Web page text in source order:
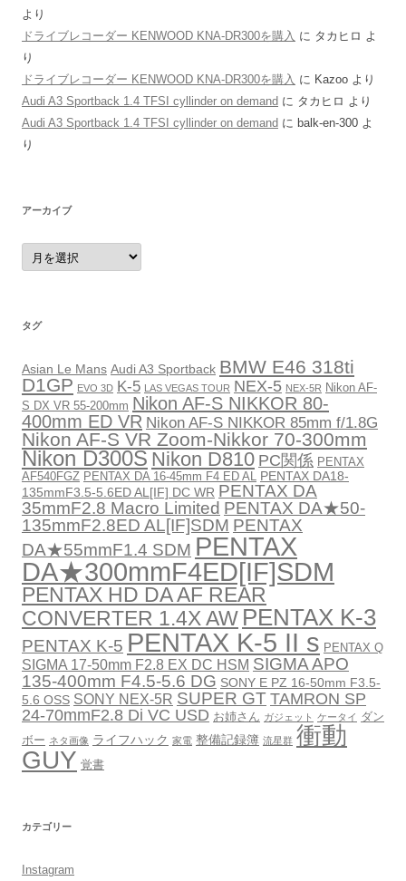
より
ドライブレコーダー KENWOOD KNA-DR300を購入 に タカヒロ よ
り
ドライブレコーダー KENWOOD KNA-DR300を購入 に Kazoo より
Audi A3 Sportback 1.4 TFSI cyllinder on demand に タカヒロ より
Audi A3 Sportback 1.4 TFSI cyllinder on demand に balk-en-300 よ
り
アーカイブ
ア
ー
カ
タグ
Asian Le Mans Audi A3 Sportback BMW E46 318ti
D1GP EVO 3D K-5 LAS VEGAS TOUR NEX-5 NEX-5R Nikon AF-
S DX VR 55-200mm Nikon AF-S NIKKOR 80-
400mm ED VR Nikon AF-S NIKKOR 85mm f/1.8G
Nikon AF-S VR Zoom-Nikkor 70-300mm
Nikon D300S Nikon D810 PC関係 PENTAX
AF540FGZ PENTAX DA 16-45mm F4 ED AL PENTAX DA18-
135mmF3.5-5.6ED AL[IF] DC WR PENTAX DA
35mmF2.8 Macro Limited PENTAX DA★50-
135mmF2.8ED AL[IF]SDM PENTAX
DA★55mmF1.4 SDM PENTAX
DA★300mmF4ED[IF]SDM
PENTAX HD DA AF REAR
CONVERTER 1.4X AW PENTAX K-3
PENTAX K-5 PENTAX K-5 II s PENTAX Q
SIGMA 17-50mm F2.8 EX DC HSM SIGMA APO
135-400mm F4.5-5.6 DG SONY E PZ 16-50mm F3.5-
5.6 OSS SONY NEX-5R SUPER GTTAMRON SP
24-70mmF2.8 Di VC USD お姉さん ガジェット ケータイ ダン
ボー ネタ画像 ライフハック 家電 整備記録簿 流星群 衝動
GUY 覚書
カテゴリー
Instagram